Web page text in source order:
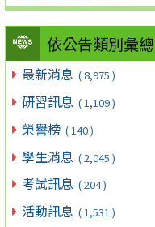
依公告類別彙總
最新消息 ( 8,975 )
研習訊息 ( 1,109 )
榮譽榜 ( 140 )
學生消息 ( 2,045 )
考試訊息 ( 204 )
活動訊息 ( 1,531 )